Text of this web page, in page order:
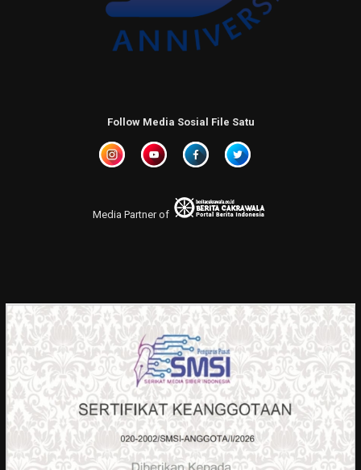
Follow Media Sosial File Satu
Media Partner of